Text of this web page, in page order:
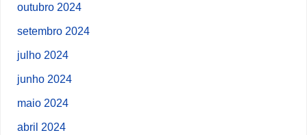
outubro 2024
setembro 2024
julho 2024
junho 2024
maio 2024
abril 2024